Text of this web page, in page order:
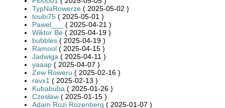
TypNaRowerze ( 2025-05-02 )
toubi75 ( 2025-05-01 )
Pawel___
( 2025-04-21 )
Wiktor Be ( 2025-04-19 )
bubbles ( 2025-04-19 )
Ramool ( 2025-04-15 )
Jadwiga ( 2025-04-11 )
yaaap ( 2025-04-07 )
Zew Roweru ( 2025-02-16 )
ravx1 ( 2025-02-13 )
Kubabuba ( 2025-01-26 )
Czesław ( 2025-01-15 )
Adam Rozi Rozenberg ( 2025-01-07 )